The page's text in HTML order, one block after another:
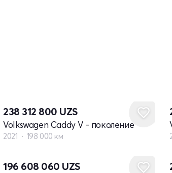
238 312 800 UZS
Volkswagen Caddy V - поколение
2021 198 000 км
196 608 060 UZS